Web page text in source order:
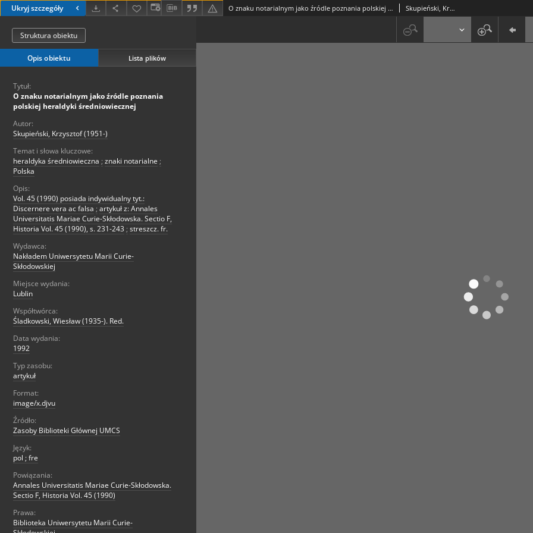
Ukryj szczegóły O znaku notarialnym jako źródle poznania polskiej heraldyki średniowiecznej Skupieński, Krzysztof (1951-)
Struktura obiektu
Opis obiektu Lista plików
Tytuł:
O znaku notarialnym jako źródle poznania
polskiej heraldyki średniowiecznej
Autor:
Skupieński, Krzysztof (1951-)
Temat i słowa kluczowe:
heraldyka średniowieczna ; znaki notarialne ;
Polska
Opis:
Vol. 45 (1990) posiada indywidualny tyt.:
Discernere vera ac falsa ; artykuł z: Annales
Universitatis Mariae Curie-Skłodowska. Sectio F,
Historia Vol. 45 (1990), s. 231-243 ; streszcz. fr.
Wydawca:
Nakładem Uniwersytetu Marii Curie-
Skłodowskiej
Miejsce wydania:
Lublin
Współtwórca:
Śladkowski, Wiesław (1935-). Red.
Data wydania:
1992
Typ zasobu:
artykuł
Format:
image/x.djvu
Źródło:
Zasoby Biblioteki Głównej UMCS
Język:
pol ; fre
Powiązania:
Annales Universitatis Mariae Curie-Skłodowska.
Sectio F, Historia Vol. 45 (1990)
Prawa:
Biblioteka Uniwersytetu Marii Curie-